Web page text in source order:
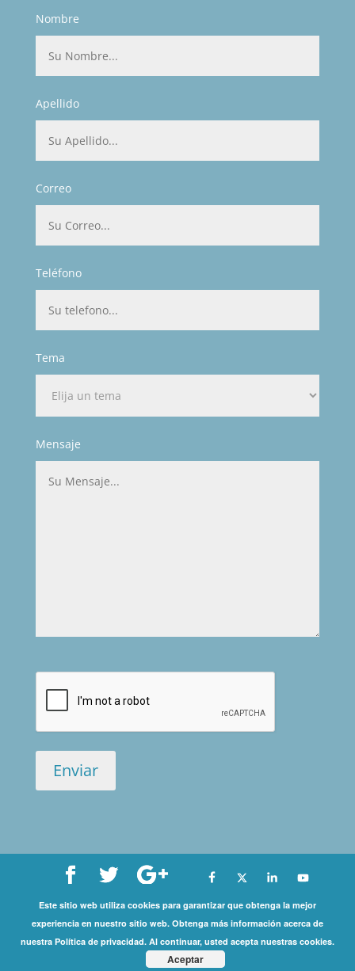
Nombre
Apellido
Correo
Teléfono
Tema
Mensaje
Copyright©
2026 International Coaching Community | All Rights
Privacy Policy
Este sitio web utiliza cookies para garantizar que obtenga la mejor
experiencia en nuestro sitio web. Obtenga más información acerca de
nuestra Política de privacidad. Al continuar, usted acepta nuestras cookies.
Aceptar